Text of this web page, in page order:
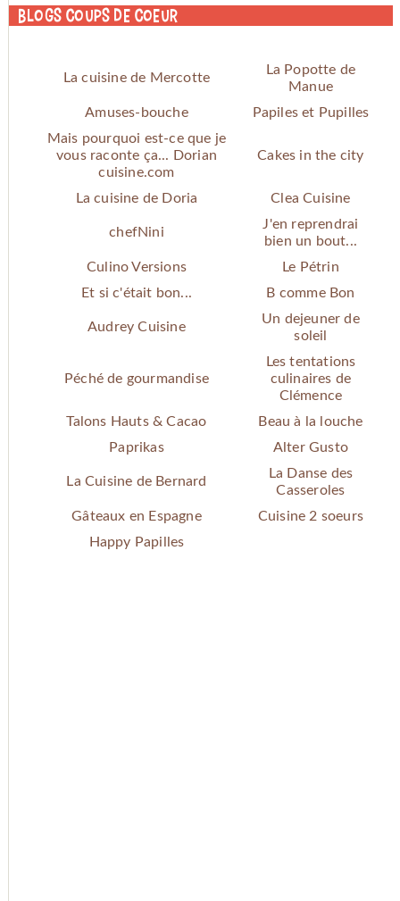
Blogs coups de coeur
La cuisine de Mercotte
La Popotte de
Manue
Amuses-bouche
Papiles et Pupilles
Mais pourquoi est-ce que je
vous raconte ça... Dorian
cuisine.com
Cakes in the city
La cuisine de Doria Clea Cuisine
chefNini
J'en reprendrai
bien un bout...
Culino Versions
Le Pétrin
Et si c'était bon...
B comme Bon
Audrey Cuisine
Un dejeuner de
soleil
Péché de gourmandise
Les tentations
culinaires de
Clémence
Talons Hauts & Cacao
Beau à la louche
Paprikas
Alter Gusto
La Cuisine de Bernard
La Danse des
Casseroles
Gâteaux en Espagne
Cuisine 2 soeurs
Happy Papilles